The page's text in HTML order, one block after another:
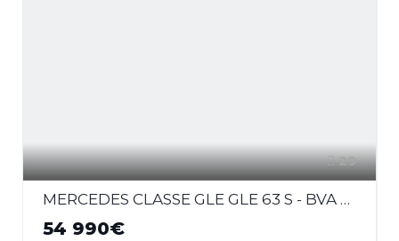
29
MERCEDES CLASSE GLE GLE 63 S - BVA 7G-Tronic Speedshift Plus - BM 166 AMG 4-Matic
54 990€